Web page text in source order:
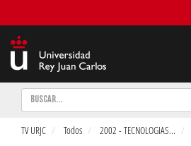
Buscar
TV URJC Todos 2002 - TECNOLOGIAS...